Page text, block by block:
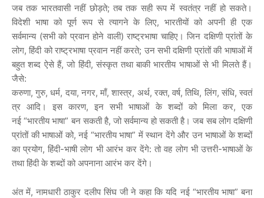
जब तक भारतवासी नहीं छोड़ते; तब तक सही रूप में स्वतंत्र नहीं हो सकते।
विदेशी भाषा को पूर्ण रूप से त्यागने के लिए, भारतीयों को अपनी ही एक
सर्वमान्य (सभी को प्रवान होने वाली) राष्ट्रभाषा चाहिए। जिन दक्षिणी प्रांतों के
लोग, हिंदी को राष्ट्रभाषा प्रवान नहीं करते; उन सभी दक्षिणी प्रांतों की भाषाओं में
बहुत शब्द ऐसे हैं, जो हिंदी, संस्कृत तथा बाकी भारतीय भाषाओं से भी मिलते हैं।
जैसे:
करुणा, गुरु, धर्म, दया, नगर, माँ, शास्त्र, अर्थ, रक्त, वर्ष, तिथि, लिंग, संधि, स्वतं
त्र आदि। इस कारण, इन सभी भाषाओं के शब्दों को मिला कर, एक
नई “भारतीय भाषा” बन सकती है, जो सर्वमान्य हो सकती है। जब सब लोग दक्षिणी
प्रांतों की भाषाओं को, नई “भारतीय भाषा” में स्थान देंगे और उन भाषाओं के शब्दों
का प्रयोग, हिंदी-भाषी लोग भी आरंभ कर देंगे: तो वह लोग भी उत्तरी-भाषाओं के
तथा हिंदी के शब्दों को अपनाना आरंभ कर देंगे।
अंत में, नामधारी ठाकुर दलीप सिंघ जी ने कहा कि यदि नई “भारतीय भाषा” बना